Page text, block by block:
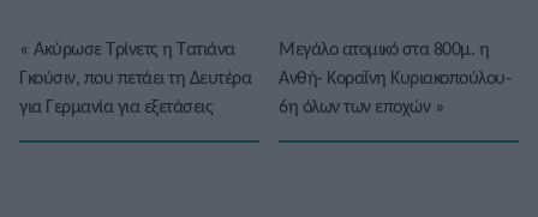
« Ακύρωσε Τρίνετς η Τατιάνα
Γκούσιν, που πετάει τη Δευτέρα
για Γερμανία για εξετάσεις
Μεγάλο ατομικό στα 800μ. η
Ανθή- Κοραΐνη Κυριακοπούλου-
6η όλων των εποχών»